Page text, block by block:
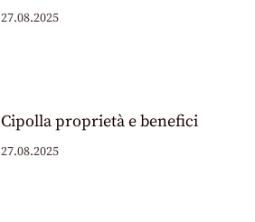
27.08.2025
Cipolla proprietà e benefici
27.08.2025